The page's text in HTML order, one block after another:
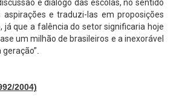
e diálogo das escolas, no sentido
e traduzi-las em proposições
já que a falência do setor significaria hoje
um milhão de brasileiros e a inexorável
2004)